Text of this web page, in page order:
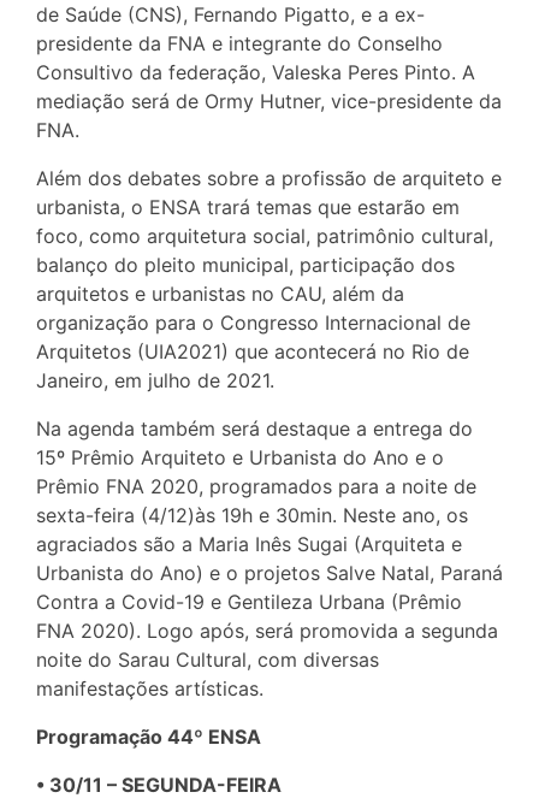
de Saúde (CNS), Fernando Pigatto, e a ex-
presidente da FNA e integrante do Conselho
Consultivo da federação, Valeska Peres Pinto. A
mediação será de Ormy Hutner, vice-presidente da
FNA.
Além dos debates sobre a profissão de arquiteto e
urbanista, o ENSA trará temas que estarão em
foco, como arquitetura social, patrimônio cultural,
balanço do pleito municipal, participação dos
arquitetos e urbanistas no CAU, além da
organização para o Congresso Internacional de
Arquitetos (UIA2021) que acontecerá no Rio de
Janeiro, em julho de 2021.
Na agenda também será destaque a entrega do
15º Prêmio Arquiteto e Urbanista do Ano e o
Prêmio FNA 2020, programados para a noite de
sexta-feira (4/12)às 19h e 30min. Neste ano, os
agraciados são a Maria Inês Sugai (Arquiteta e
Urbanista do Ano) e o projetos Salve Natal, Paraná
Contra a Covid-19 e Gentileza Urbana (Prêmio
FNA 2020). Logo após, será promovida a segunda
noite do Sarau Cultural, com diversas
manifestações artísticas.
Programação 44º ENSA
• 30/11 – SEGUNDA-FEIRA